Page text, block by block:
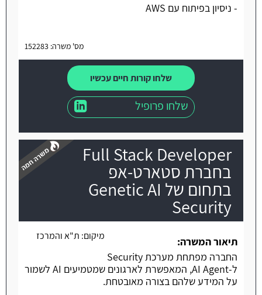
- ניסיון בפיתוח עם AWS
מס' משרה: 152283
שלחו קורות חיים עכשיו
שלחו פרופיל
Full Stack Developer
בחברת סטארט-אפ
בתחום של Genetic AI
Security
מיקום: ת"א והמרכז
תיאור המשרה:
החברה מפתחת מערכת Security
ל-AI Agent, המאפשרת לארגונים שמטמיעים AI לשמור
על המידע שלהם בצורה מאובטחת.